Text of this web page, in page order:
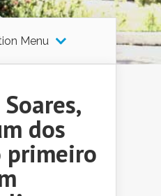
Menu
dos
primeiro